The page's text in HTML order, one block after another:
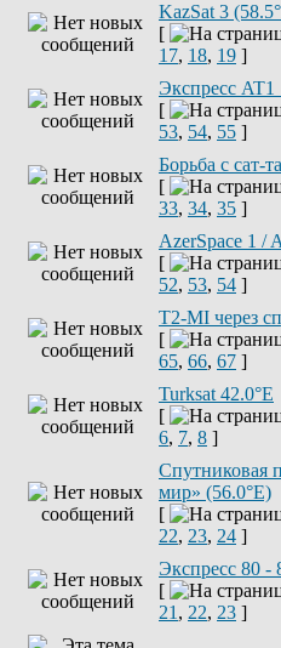
KazSat 3
[
17, 18, 19 ]
Экспресс
[
53, 54, 55 ]
Борьба с сат-
[
33, 34, 35 ]
AzerSpace 1 /
[
52, 53, 54 ]
T2-MI через
[
65, 66, 67 ]
Turksat 42.0°E
[
6, 7, 8 ]
Спутниковая
мир» (56.0°E)
[
22, 23, 24 ]
Экспресс 80 -
[
21 , 22, 23 ]